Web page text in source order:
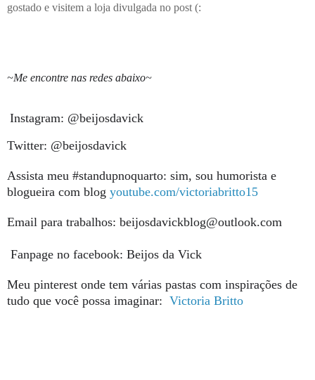
gostado e visitem a loja divulgada no post (:
~Me encontre nas redes abaixo~
Instagram: @beijosdavick
Twitter: @beijosdavick
Assista meu #standupnoquarto: sim, sou humorista e
blogueira com blog youtube.com/victoriabritto15
Email para trabalhos: beijosdavickblog@outlook.com
Fanpage no facebook: Beijos da Vick
Meu pinterest onde tem várias pastas com inspirações de
tudo que você possa imaginar: Victoria Britto